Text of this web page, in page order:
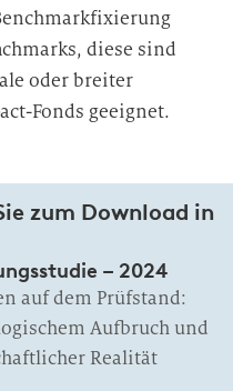
diese sind
oder breiter
Fonds geeignet.
zum Download in
– 2024
auf dem Prüfstand:
Aufbruch und
Realität